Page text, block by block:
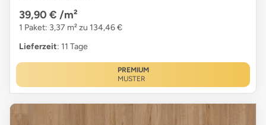
39,90 € /m²
1 Paket: 3,37 m² zu 134,46 €
Lieferzeit: 11 Tage
PREMIUM
MUSTER